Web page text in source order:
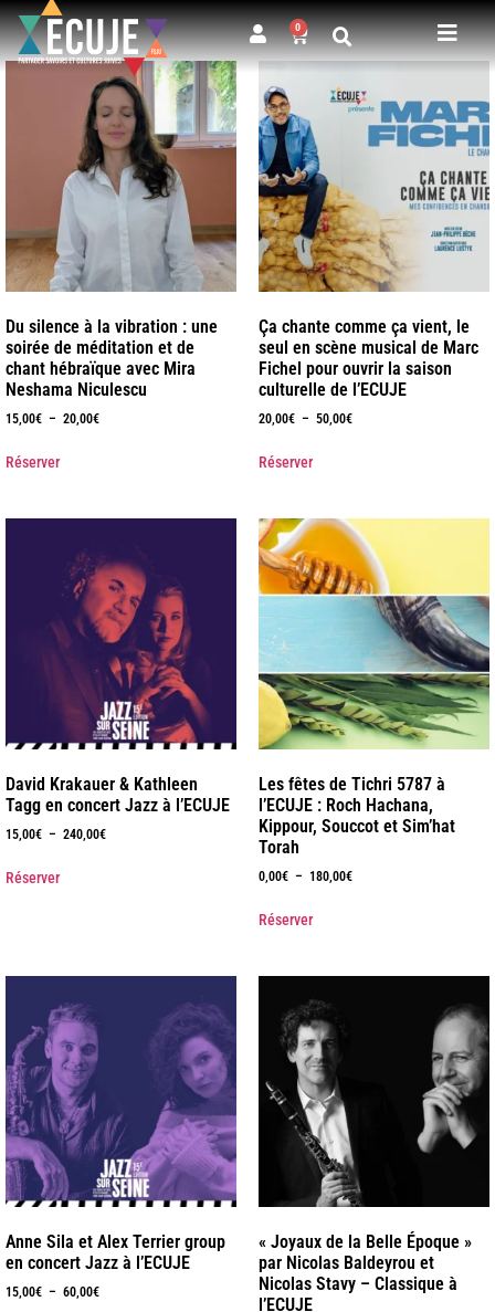
0
Du silence à la vibration : une
soirée de méditation et de
chant hébraïque avec Mira
Neshama Niculescu
15,00€ – 20,00€
Réserver
Ça chante comme ça vient, le
seul en scène musical de Marc
Fichel pour ouvrir la saison
culturelle de l’ECUJE
20,00€ – 50,00€
Réserver
David Krakauer & Kathleen
Tagg en concert Jazz à l’ECUJE
15,00€ – 240,00€
Réserver
Les fêtes de Tichri 5787 à
l’ECUJE : Roch Hachana,
Kippour, Souccot et Sim’hat
Torah
0,00€ – 180,00€
Réserver
Anne Sila et Alex Terrier group
en concert Jazz à l’ECUJE
15,00€ – 60,00€
« Joyaux de la Belle Époque »
par Nicolas Baldeyrou et
Nicolas Stavy – Classique à
l’ECUJE